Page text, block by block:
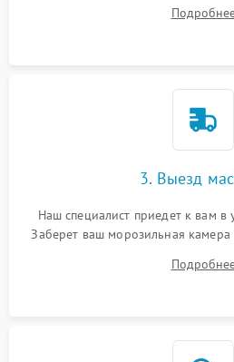
3. Выезд
Наш специалист приедет к вам в
Заберет ваш морозильная камера